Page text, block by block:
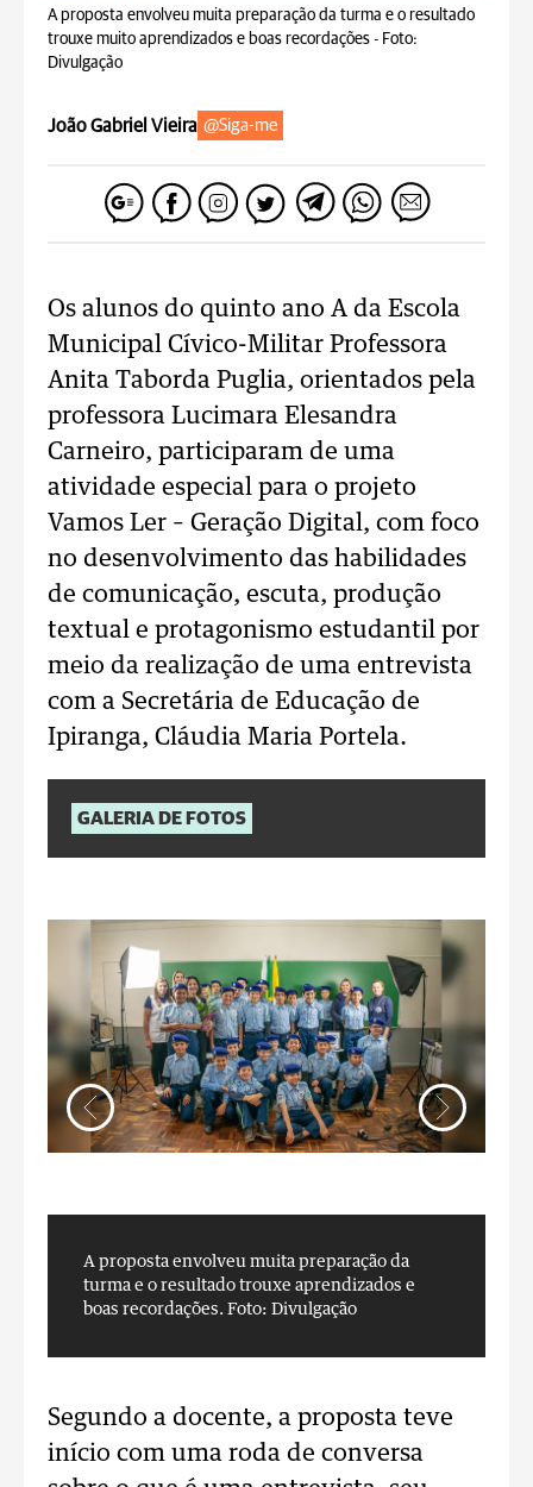
A proposta envolveu muita preparação da turma e o resultado
trouxe muito aprendizados e boas recordações - Foto:
Divulgação
João Gabriel Vieira @Siga-me
Os alunos do quinto ano A da Escola
Municipal Cívico-Militar Professora
Anita Taborda Puglia, orientados pela
professora Lucimara Elesandra
Carneiro, participaram de uma
atividade especial para o projeto
Vamos Ler – Geração Digital, com foco
no desenvolvimento das habilidades
de comunicação, escuta, produção
textual e protagonismo estudantil por
meio da realização de uma entrevista
com a Secretária de Educação de
Ipiranga, Cláudia Maria Portela.
GALERIA DE FOTOS
A proposta envolveu muita preparação da
turma e o resultado trouxe aprendizados e
boas recordações. Foto: Divulgação
Segundo a docente, a proposta teve
início com uma roda de conversa